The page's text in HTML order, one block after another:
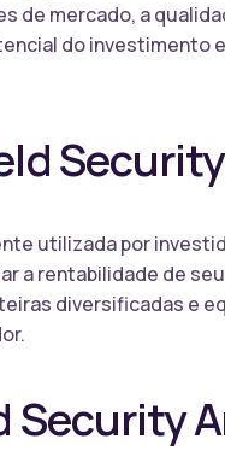
de mercado, a
do investimento
utilizada por
a rentabilidade de
diversificadas e
Security